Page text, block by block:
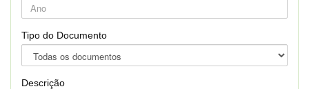
Tipo do Documento
Descrição